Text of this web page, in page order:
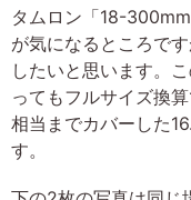
タムロン「18-
が気になるところで
したいと思います。
ってもフルサイズ換
相当までカバーした
す。